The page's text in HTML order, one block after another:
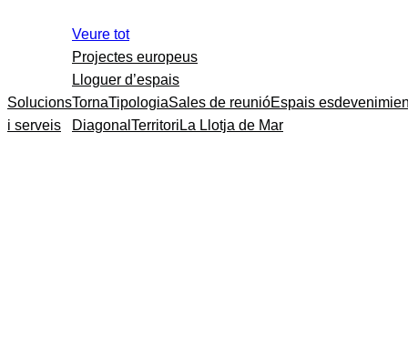
Solucions
i serveis
Veure tot
Projectes europeus
Lloguer d’espais
TornaTipologiaSales de reunióEspais
Diagonal Territori La Llotja de Mar